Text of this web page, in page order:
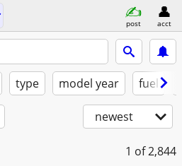
post acct
type model year fuel
newest
1 of 2,844